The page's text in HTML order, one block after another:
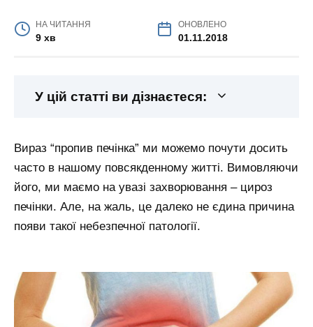
НА ЧИТАННЯ
9 хв
ОНОВЛЕНО
01.11.2018
У цій статті ви дізнаєтеся:
Вираз “пропив печінка” ми можемо почути досить
часто в нашому повсякденному житті. Вимовляючи
його, ми маємо на увазі захворювання – цироз
печінки. Але, на жаль, це далеко не єдина причина
появи такої небезпечної патології.